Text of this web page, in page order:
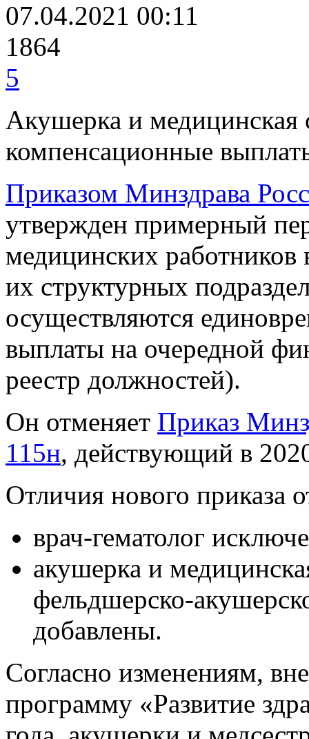
07.04.2021 00:11
1864
5
Акушерка и
компенсационные
Приказом Минздрава
утвержден примерный
медицинских работников
их структурных
осуществляются
выплаты на очередной
реестр должностей).
Он отменяет Приказ
115н, действующий в
Отличия нового приказа
врач-гематолог
акушерка и
фельдшерско-
добавлены.
Согласно изменениям,
программу «Развитие